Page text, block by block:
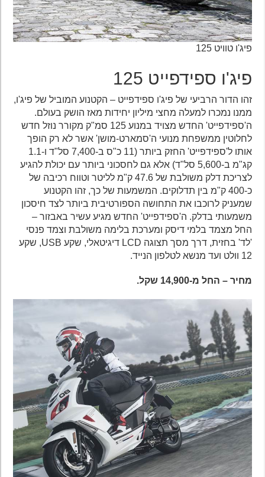
פיג'ו טוויט 125
פיג'ו ספידפייט 125
זהו הדור הרביעי של פיג'ו ספידפייט – הקטנוע המוביל של פיג'ו,
ממנו נמכרו למעלה מחצי מיליון יחידות מאז הושק בעולם.
ה'ספידפייט' החדש מצויד במנוע 125 סמ"ק מקורר נוזל חדש
לחלוטין ממשפחת מנועי ה'סמארט-מושן' אשר לא רק הופך
אותו ל'ספידפייט' החזק ביותר (11 כ"ס ב-7,400 סל"ד ו-1.1
קג"מ ב-5,600 סל"ד) אלא גם לחסכוני ביותר עם יכולת להגיע
לצריכת דלק משולבת של 47.6 ק"מ לליטר וטווח רכיבה של
כ-400 ק"מ בין תדלוקים. המשמעות של כך, זהו הקטנוע
שמעניק לרוכבו את התחושה הספורטיבית ביותר לצד חיסכון
משמעותי בדלק. ה'ספידפייט' החדש מגיע עשיר באבזור –
החל מצמד בלמי דיסק ומערכת בלימה משולבת וצמד פנסי
'לד' בחזית, דרך מסך תצוגה LCD דיגיטאלי, שקע USB, שקע
12 וולט ועד מנשא לטלפון הנייד.
מחיר – החל מ-14,900 שקל.